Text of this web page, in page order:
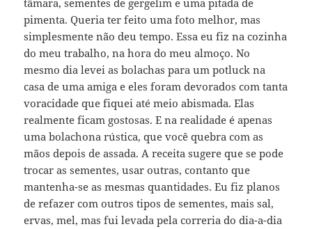
tâmara, sementes de gergelim e uma pitada de
pimenta. Queria ter feito uma foto melhor, mas
simplesmente não deu tempo. Essa eu fiz na cozinha
do meu trabalho, na hora do meu almoço. No
mesmo dia levei as bolachas para um potluck na
casa de uma amiga e eles foram devorados com tanta
voracidade que fiquei até meio abismada. Elas
realmente ficam gostosas. E na realidade é apenas
uma bolachona rústica, que você quebra com as
mãos depois de assada. A receita sugere que se pode
trocar as sementes, usar outras, contanto que
mantenha-se as mesmas quantidades. Eu fiz planos
de refazer com outros tipos de sementes, mais sal,
ervas, mel, mas fui levada pela correria do dia-a-dia